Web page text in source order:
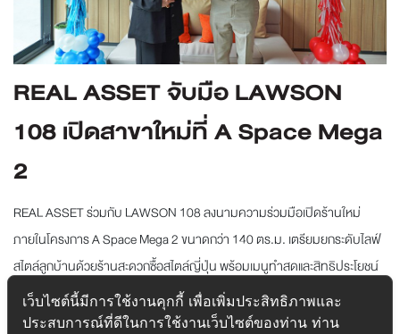
REAL ASSET จับมือ LAWSON
108 เปิดสาขาใหม่ที่ A Space Mega
2
REAL ASSET ร่วมกับ LAWSON 108 ลงนามความร่วมมือเปิดร้านใหม่
ภายในโครงการ A Space Mega 2 ขนาดกว่า 140 ตร.ม. เตรียมยกระดับไลฟ์
สไตล์ลูกบ้านด้วยร้านสะดวกซื้อสไตล์ญี่ปุ่น พร้อมเมนูทำสดและสิทธิประโยชน์
สุดพิเศษ เปิดให้บริการ พ.ค. 2569
...อ่านต่อ
เว็บไซต์นี้มีการใช้งานคุกกี้ เพื่อเพิ่มประสิทธิภาพและ
ประสบการณ์ที่ดีในการใช้งานเว็บไซต์ของท่าน ท่าน